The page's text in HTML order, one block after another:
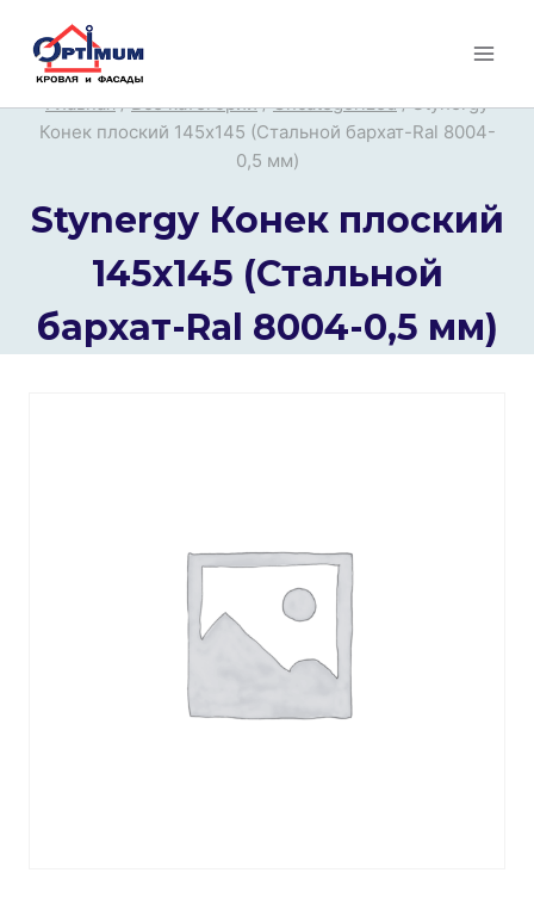
Перейти
Главная / Все категории / Uncategorized / Stynergy
Конек плоский 145х145 (Стальной бархат-Ral 8004-
0,5 мм)
Stynergy Конек плоский
145х145 (Стальной
бархат-Ral 8004-0,5 мм)